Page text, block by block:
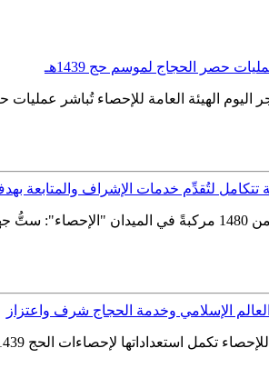
حصر الحجاج لموسم حج 1439هـ
لتُقدِّم خدمات الإشراف والمتابعة بهدف
الإسلامي وخدمة الحجاج شرف واعتزاز